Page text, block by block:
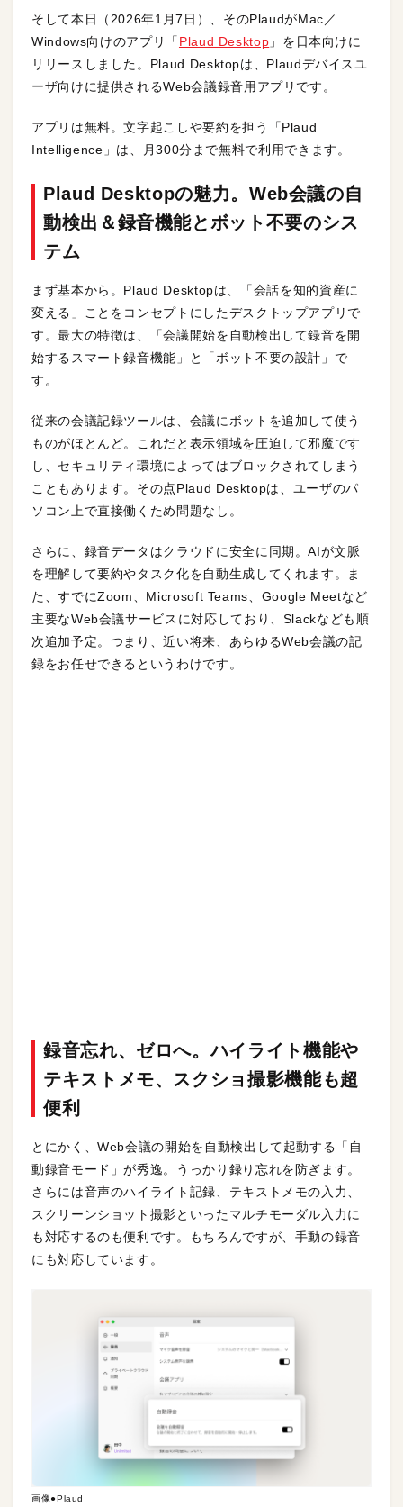
そして本日（2026年1月7日）、そのPlaudがMac／
Windows向けのアプリ「 Plaud Desktop 」を日本向けに
リリースしました。Plaud Desktopは、Plaudデバイスユ
ーザ向けに提供されるWeb会議録音用アプリです。
アプリは無料。文字起こしや要約を担う「Plaud
Intelligence」は、月300分まで無料で利用できます。
Plaud Desktopの魅力。Web会議の自
動検出＆録音機能とボット不要のシス
テム
まず基本から。Plaud Desktopは、「会話を知的資産に
変える」ことをコンセプトにしたデスクトップアプリで
す。最大の特徴は、「会議開始を自動検出して録音を開
始するスマート録音機能」と「ボット不要の設計」で
す。
従来の会議記録ツールは、会議にボットを追加して使う
ものがほとんど。これだと表示領域を圧迫して邪魔です
し、セキュリティ環境によってはブロックされてしまう
こともあります。その点Plaud Desktopは、ユーザのパ
ソコン上で直接働くため問題なし。
さらに、録音データはクラウドに安全に同期。AIが文脈
を理解して要約やタスク化を自動生成してくれます。ま
た、すでにZoom、Microsoft Teams、Google Meetなど
主要なWeb会議サービスに対応しており、Slackなども順
次追加予定。つまり、近い将来、あらゆるWeb会議の記
録をお任せできるというわけです。
録音忘れ、ゼロへ。ハイライト機能や
テキストメモ、スクショ撮影機能も超
便利
とにかく、Web会議の開始を自動検出して起動する「自
動録音モード」が秀逸。うっかり録り忘れを防ぎます。
さらには音声のハイライト記録、テキストメモの入力、
スクリーンショット撮影といったマルチモーダル入力に
も対応するのも便利です。もちろんですが、手動の録音
にも対応しています。
画像●Plaud